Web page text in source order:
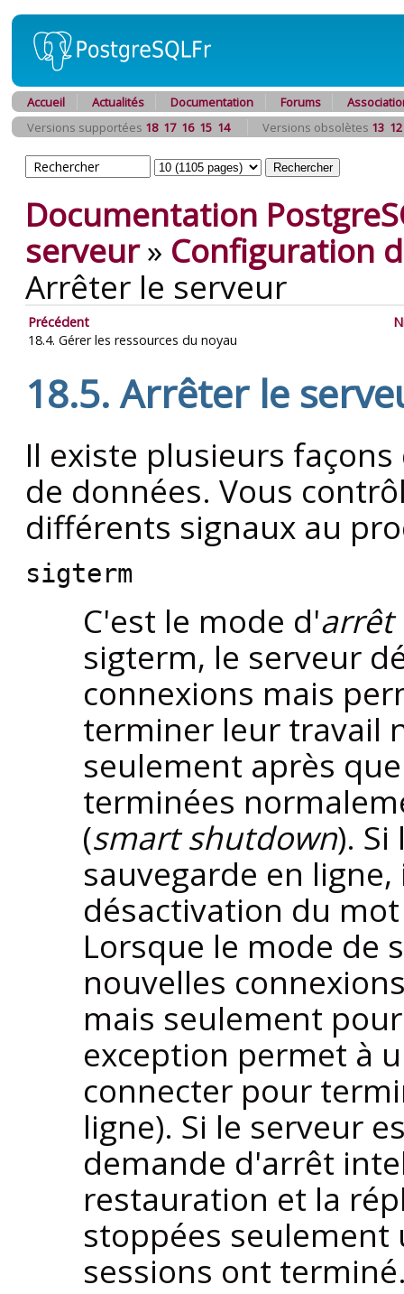
Accueil Actualités Documentation Forums
Versions supportées 18 17 16 15 14 Versions obsolètes 13 12
Documentation
serveur» Configuration
Arrêter le serveur
Précédent
18.4. Gérer les ressources du noyau
18.5. Arrêter le
Il existe plusieurs
de données. Vous
différents signaux au
sigterm
C'est le mode d'arrêt
sigterm, le serveur
connexions mais
terminer leur travail
seulement après
terminées
(smart shutdown).
sauvegarde en
désactivation du
Lorsque le mode de
nouvelles
mais seulement
exception permet à
connecter pour
ligne). Si le serveur
demande d'arrêt
restauration et la
stoppées
sessions ont